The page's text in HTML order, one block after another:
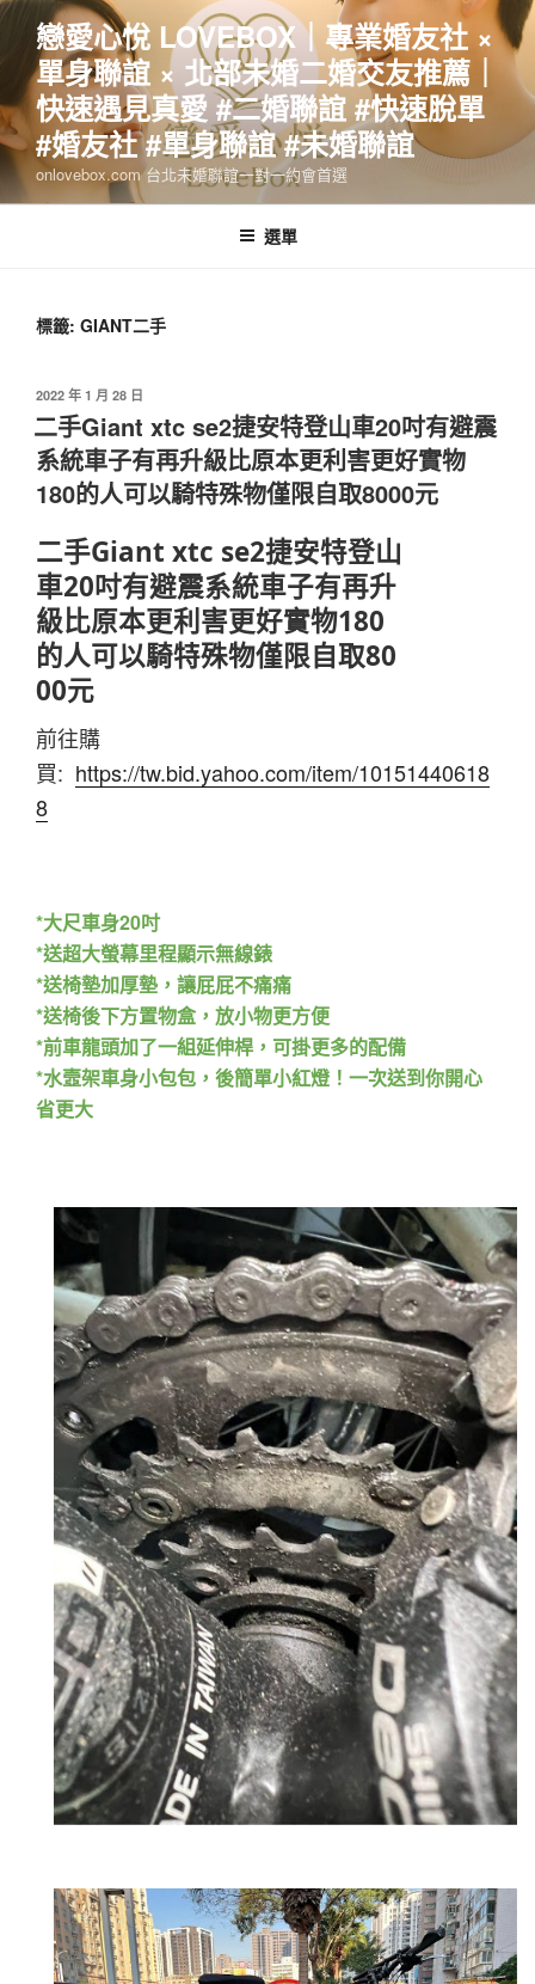
跳
主
要
內
容
戀愛心悅 LOVEBOX｜專業婚友社 ×
單身聯誼 × 北部未婚二婚交友推薦｜
快速遇見真愛 #二婚聯誼 #快速脫單
#婚友社 #單身聯誼 #未婚聯誼
onlovebox.com 台北未婚聯誼一對一約會首選
選單
標籤: GIANT二手
發
佈
於
2022 年 1 月 28 日
二手Giant xtc se2捷安特登山車20吋有避震
系統車子有再升級比原本更利害更好實物
180的人可以騎特殊物僅限自取8000元
二手Giant xtc se2捷安特登山
車20吋有避震系統車子有再升
級比原本更利害更好實物180
的人可以騎特殊物僅限自取80
00元
前往購
買: https://tw.bid.yahoo.com/item/10151440618
8
*大尺車身20吋
*送超大螢幕里程顯示無線錶
*送椅墊加厚墊，讓屁屁不痛痛
*送椅後下方置物盒，放小物更方便
*前車龍頭加了一組延伸桿，可掛更多的配備
*水壼架車身小包包，後簡單小紅燈！一次送到你開心
省更大